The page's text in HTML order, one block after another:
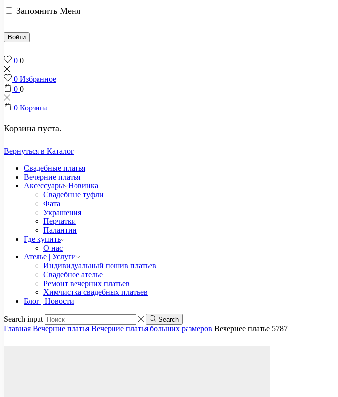
Запомнить Меня
Войти
0 0
0 Избранное
0 0
0 Корзина
Корзина пуста.
Вернуться в Каталог
Свадебные платья
Вечерние платья
Аксессуары Новинка
Свадебные туфли
Фата
Украшения
Перчатки
Палантин
Где купить
О нас
Ателье | Услуги
Индивидуальный пошив платьев
Свадебное ателье
Ремонт вечерних платьев
Химчистка свадебных платьев
Блог | Новости
Search input Search
Главная Вечерние платья Вечерние платья больших размеров Вечернее платье 5787